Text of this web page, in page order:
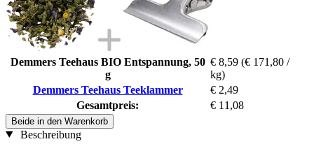
Demmers Teehaus BIO Entspannung, 50
g
€ 8,59 (€ 171,80 /
kg)
Demmers Teehaus Teeklammer
€ 2,49
Gesamtpreis:
€ 11,08
Beide in den Warenkorb
Beschreibung